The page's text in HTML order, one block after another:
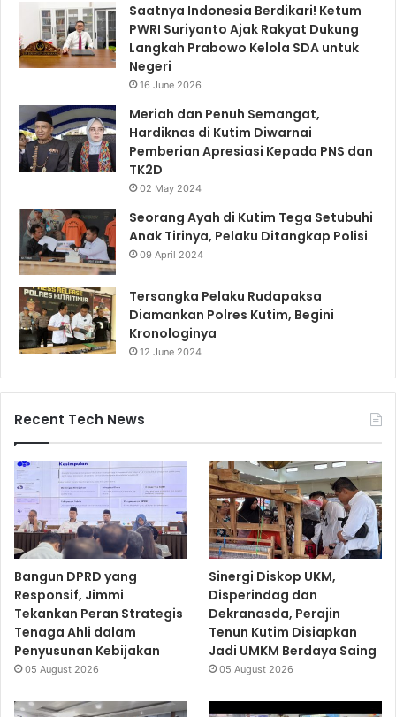
Saatnya Indonesia Berdikari! Ketum
PWRI Suriyanto Ajak Rakyat Dukung
Langkah Prabowo Kelola SDA untuk
Negeri
16 June 2026
Meriah dan Penuh Semangat,
Hardiknas di Kutim Diwarnai
Pemberian Apresiasi Kepada PNS dan
TK2D
02 May 2024
Seorang Ayah di Kutim Tega Setubuhi
Anak Tirinya, Pelaku Ditangkap Polisi
09 April 2024
Tersangka Pelaku Rudapaksa
Diamankan Polres Kutim, Begini
Kronologinya
12 June 2024
Recent Tech News
Bangun DPRD yang
Responsif, Jimmi
Tekankan Peran Strategis
Tenaga Ahli dalam
Penyusunan Kebijakan
05 August 2026
Sinergi Diskop UKM,
Disperindag dan
Dekranasda, Perajin
Tenun Kutim Disiapkan
Jadi UMKM Berdaya Saing
05 August 2026